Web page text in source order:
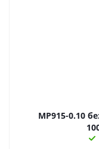
MP915-0.10 безиндуктивный т/п шунт 15Вт: